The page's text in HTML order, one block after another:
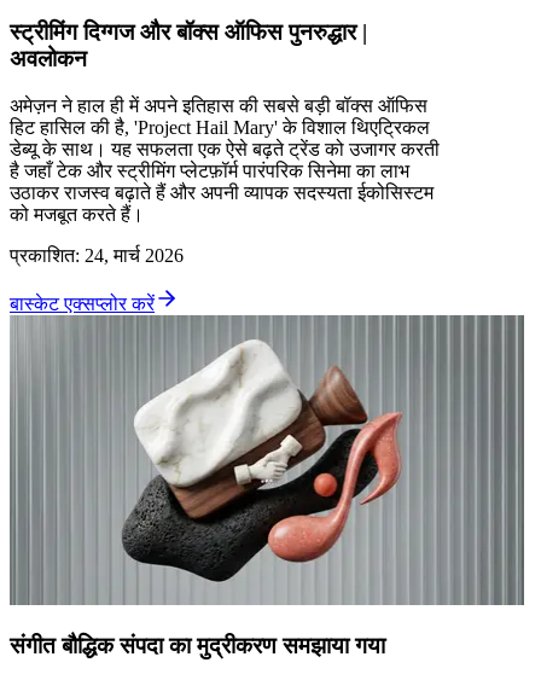
स्ट्रीमिंग दिग्गज और बॉक्स ऑफिस पुनरुद्धार |
अवलोकन
अमेज़न ने हाल ही में अपने इतिहास की सबसे बड़ी बॉक्स ऑफिस
हिट हासिल की है, 'Project Hail Mary' के विशाल थिएट्रिकल
डेब्यू के साथ। यह सफलता एक ऐसे बढ़ते ट्रेंड को उजागर करती
है जहाँ टेक और स्ट्रीमिंग प्लेटफ़ॉर्म पारंपरिक सिनेमा का लाभ
उठाकर राजस्व बढ़ाते हैं और अपनी व्यापक सदस्यता ईकोसिस्टम
को मजबूत करते हैं।
प्रकाशित: 24, मार्च 2026
बास्केट एक्सप्लोर करें
संगीत बौद्धिक संपदा का मुद्रीकरण समझाया गया